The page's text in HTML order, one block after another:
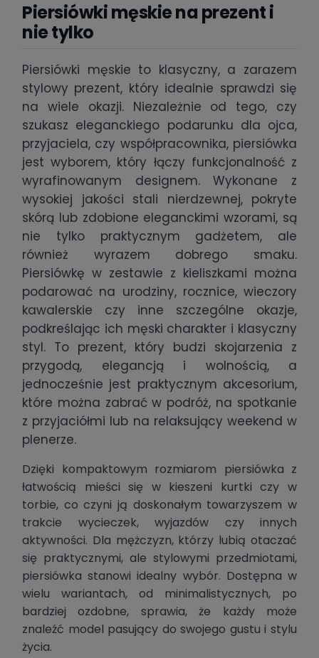
Piersiówki męskie na prezent i
nie tylko
Piersiówki męskie to klasyczny, a zarazem
stylowy prezent, który idealnie sprawdzi się
na wiele okazji. Niezależnie od tego, czy
szukasz eleganckiego podarunku dla ojca,
przyjaciela, czy współpracownika, piersiówka
jest wyborem, który łączy funkcjonalność z
wyrafinowanym designem. Wykonane z
wysokiej jakości stali nierdzewnej, pokryte
skórą lub zdobione eleganckimi wzorami, są
nie tylko praktycznym gadżetem, ale
również wyrazem dobrego smaku.
Piersiówkę w zestawie z kieliszkami można
podarować na urodziny, rocznice, wieczory
kawalerskie czy inne szczególne okazje,
podkreślając ich męski charakter i klasyczny
styl. To prezent, który budzi skojarzenia z
przygodą, elegancją i wolnością, a
jednocześnie jest praktycznym akcesorium,
które można zabrać w podróż, na spotkanie
z przyjaciółmi lub na relaksujący weekend w
plenerze.
Dzięki kompaktowym rozmiarom piersiówka z
łatwością mieści się w kieszeni kurtki czy w
torbie, co czyni ją doskonałym towarzyszem w
trakcie wycieczek, wyjazdów czy innych
aktywności. Dla mężczyzn, którzy lubią otaczać
się praktycznymi, ale stylowymi przedmiotami,
piersiówka stanowi idealny wybór. Dostępna w
wielu wariantach, od minimalistycznych, po
bardziej ozdobne, sprawia, że każdy może
znaleźć model pasujący do swojego gustu i stylu
życia.